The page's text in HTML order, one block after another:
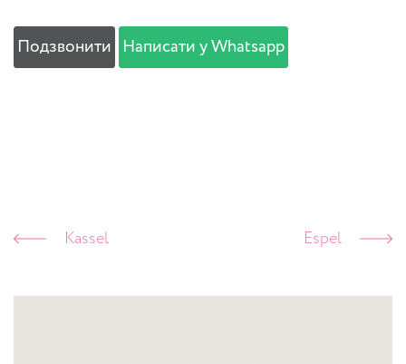
Подзвонити Написати у Whatsapp
Kassel Espel